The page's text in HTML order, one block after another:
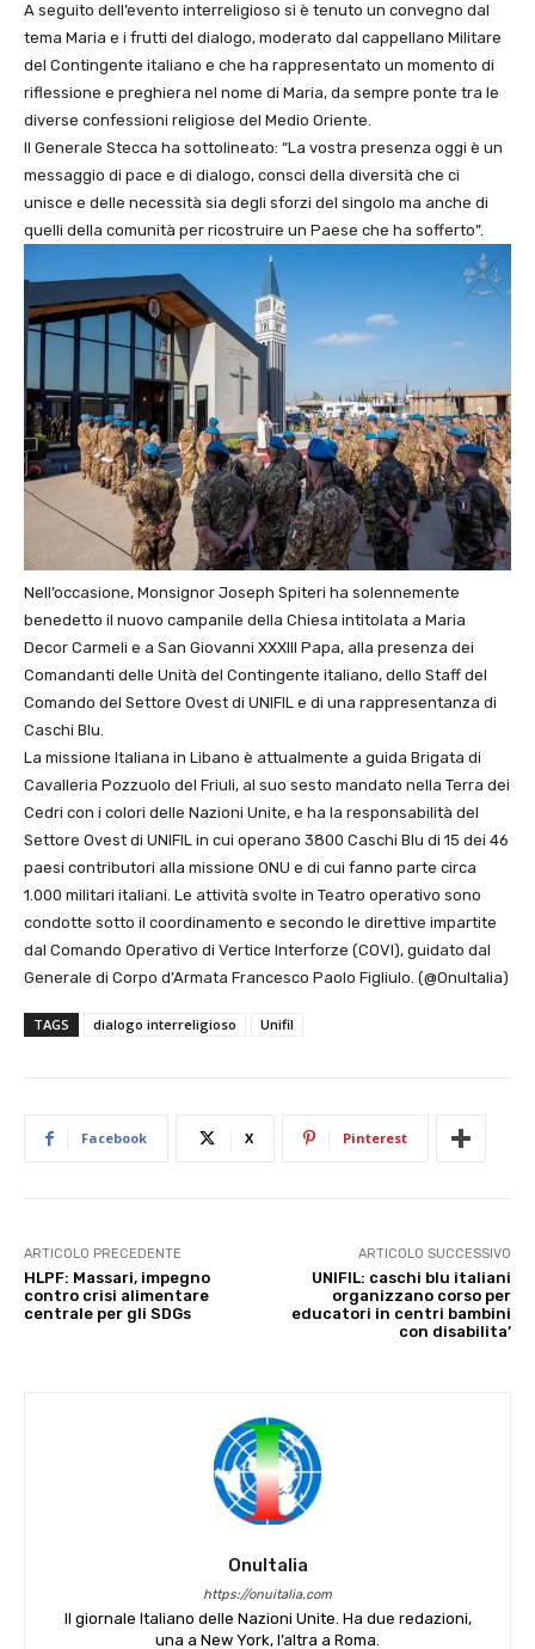
A seguito dell’evento interreligioso si è tenuto un convegno dal
tema Maria e i frutti del dialogo, moderato dal cappellano Militare
del Contingente italiano e che ha rappresentato un momento di
riflessione e preghiera nel nome di Maria, da sempre ponte tra le
diverse confessioni religiose del Medio Oriente.
Il Generale Stecca ha sottolineato: “La vostra presenza oggi è un
messaggio di pace e di dialogo, consci della diversità che ci
unisce e delle necessità sia degli sforzi del singolo ma anche di
quelli della comunità per ricostruire un Paese che ha sofferto”.
Nell’occasione, Monsignor Joseph Spiteri ha solennemente
benedetto il nuovo campanile della Chiesa intitolata a Maria
Decor Carmeli e a San Giovanni XXXIII Papa, alla presenza dei
Comandanti delle Unità del Contingente italiano, dello Staff del
Comando del Settore Ovest di UNIFIL e di una rappresentanza di
Caschi Blu.
La missione Italiana in Libano è attualmente a guida Brigata di
Cavalleria Pozzuolo del Friuli, al suo sesto mandato nella Terra dei
Cedri con i colori delle Nazioni Unite, e ha la responsabilità del
Settore Ovest di UNIFIL in cui operano 3800 Caschi Blu di 15 dei 46
paesi contributori alla missione ONU e di cui fanno parte circa
1.000 militari italiani. Le attività svolte in Teatro operativo sono
condotte sotto il coordinamento e secondo le direttive impartite
dal Comando Operativo di Vertice Interforze (COVI), guidato dal
Generale di Corpo d’Armata Francesco Paolo Figliulo. (@OnuItalia)
TAGS dialogo interreligioso Unifil
Facebook X Pinterest
ARTICOLO PRECEDENTE
HLPF: Massari, impegno
contro crisi alimentare
centrale per gli SDGs
ARTICOLO SUCCESSIVO
UNIFIL: caschi blu italiani
organizzano corso per
educatori in centri bambini
con disabilita’
OnuItalia
https://onuitalia.com
Il giornale Italiano delle Nazioni Unite. Ha due redazioni,
una a New York, l’altra a Roma.